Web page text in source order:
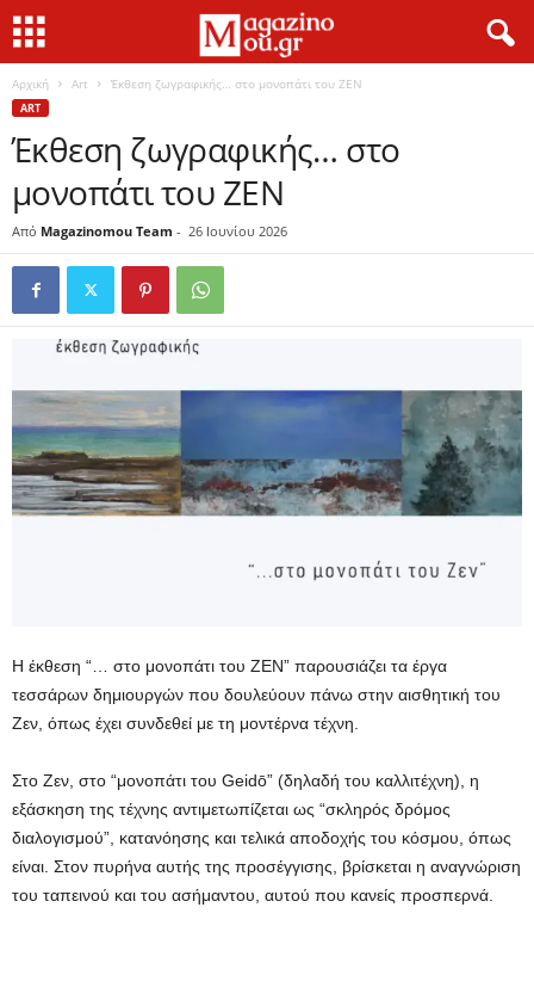
Αρχική Art Έκθεση ζωγραφικής… στο μονοπάτι του ΖΕΝ
ART
Έκθεση ζωγραφικής… στο
μονοπάτι του ΖΕΝ
Από Magazinomou Team - 26 Ιουνίου 2026
Η έκθεση “… στο μονοπάτι του ΖΕΝ” παρουσιάζει τα έργα
τεσσάρων δημιουργών που δουλεύουν πάνω στην αισθητική του
Ζεν, όπως έχει συνδεθεί με τη μοντέρνα τέχνη.
Στο Ζεν, στο “μονοπάτι του Geidō” (δηλαδή του καλλιτέχνη), η
εξάσκηση της τέχνης αντιμετωπίζεται ως “σκληρός δρόμος
διαλογισμού”, κατανόησης και τελικά αποδοχής του κόσμου, όπως
είναι. Στον πυρήνα αυτής της προσέγγισης, βρίσκεται η αναγνώριση
του ταπεινού και του ασήμαντου, αυτού που κανείς προσπερνά.